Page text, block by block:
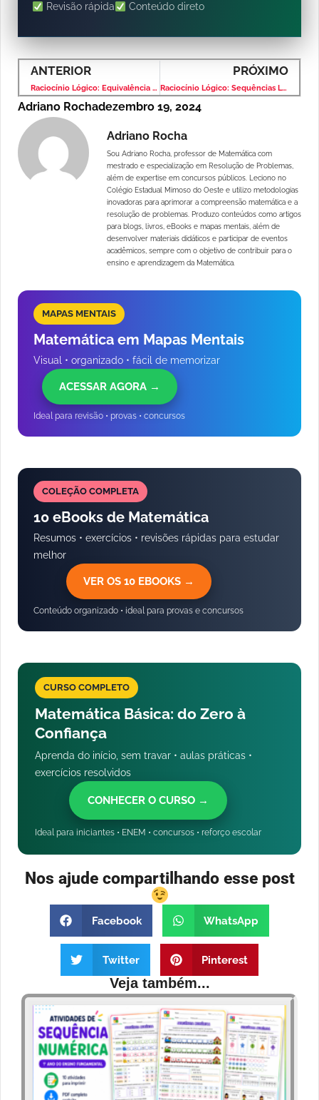
Revisão rápida
Conteúdo direto
ANTERIOR
Raciocínio Lógico: Equivalência Lógica – Banca VUNESP – Nível Médio
PRÓXIMO
Raciocínio Lógico: Sequências Lógicas – Banca VUNESP – Nível Médio
Adriano Rochadezembro 19, 2024
Adriano Rocha
Sou Adriano Rocha, professor de Matemática com
mestrado e especialização em Resolução de Problemas,
além de expertise em concursos públicos. Leciono no
Colégio Estadual Mimoso do Oeste e utilizo metodologias
inovadoras para aprimorar a compreensão matemática e a
resolução de problemas. Produzo conteúdos como artigos
para blogs, livros, eBooks e mapas mentais, além de
desenvolver materiais didáticos e participar de eventos
acadêmicos, sempre com o objetivo de contribuir para o
ensino e aprendizagem da Matemática.
MAPAS MENTAIS
Matemática em Mapas Mentais
Visual • organizado • fácil de memorizar
ACESSAR AGORA →
Ideal para revisão • provas • concursos
COLEÇÃO COMPLETA
10 eBooks de Matemática
Resumos • exercícios • revisões rápidas para estudar
melhor
VER OS 10 EBOOKS →
Conteúdo organizado • ideal para provas e concursos
CURSO COMPLETO
Matemática Básica: do Zero à
Confiança
Aprenda do início, sem travar • aulas práticas •
exercícios resolvidos
CONHECER O CURSO →
Ideal para iniciantes • ENEM • concursos • reforço escolar
Nos ajude compartilhando esse post
Facebook WhatsApp
Twitter Pinterest
Veja também...